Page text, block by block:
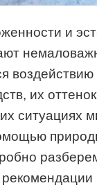
и
их
ситуациях